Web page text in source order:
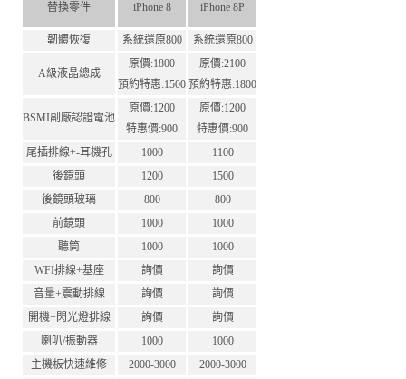
替換零件 iPhone 8 iPhone 8P
韌體恢復 系統還原800 系統還原800
A級液晶總成
原價:1800
預約特惠:1500
原價:2100
預約特惠:1800
BSMI副廠認證電池
原價:1200
特惠價:900
原價:1200
特惠價:900
尾插排線+-耳機孔
1000
1100
後鏡頭
1200
1500
後鏡頭玻璃
800
800
前鏡頭
1000
1000
聽筒
1000
1000
WFI排線+基座
詢價
詢價
音量+震動排線
詢價
詢價
開機+閃光燈排線
詢價
詢價
喇叭/振動器
1000
1000
主機板快速維修
2000-3000
2000-3000